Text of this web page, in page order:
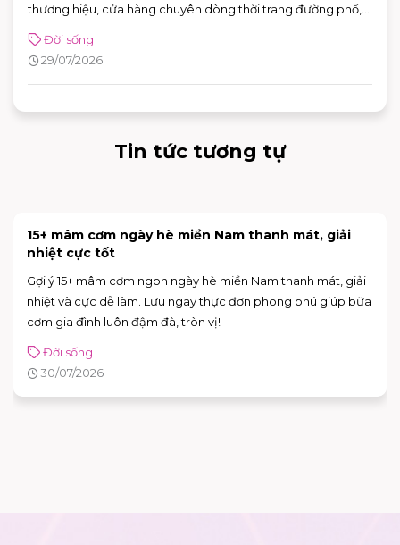
thương hiệu, cửa hàng chuyên dòng thời trang đường phố,
hình và vị trí thuận tiện, khách hàng có thể dễ dàng tìm được
adidas chi nhánh phù hợp để mua sắm và trải nghiệm các
Đời sống
29/07/2026
Tin tức tương tự
15+ mâm cơm ngày hè miền Nam thanh mát, giải
nhiệt cực tốt
Gợi ý 15+ mâm cơm ngon ngày hè miền Nam thanh mát, giải
nhiệt và cực dễ làm. Lưu ngay thực đơn phong phú giúp bữa
cơm gia đình luôn đậm đà, tròn vị!
Đời sống
30/07/2026